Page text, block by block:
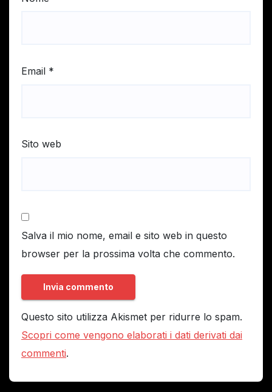
Email *
Sito web
Salva il mio nome, email e sito web in questo
browser per la prossima volta che commento.
Questo sito utilizza Akismet per ridurre lo spam.
Scopri come vengono elaborati i dati derivati dai
commenti.